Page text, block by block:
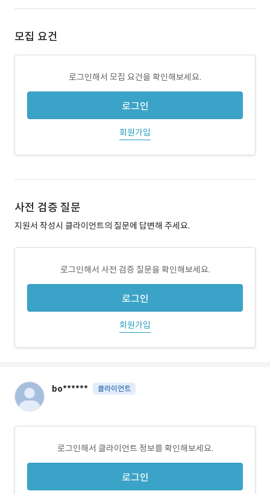
모집 요건
로그인해서 모집 요건을 확인해보세요.
로그인
회원가입
사전 검증 질문
지원서 작성시 클라이언트의 질문에 답변해 주세요.
로그인해서 사전 검증 질문을 확인해보세요.
로그인
회원가입
bo****** 클라이언트
로그인해서 클라이언트 정보를 확인해보세요.
로그인